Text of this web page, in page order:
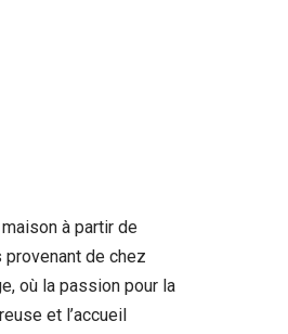
à partir de
de chez
où la passion pour la
et l’accueil